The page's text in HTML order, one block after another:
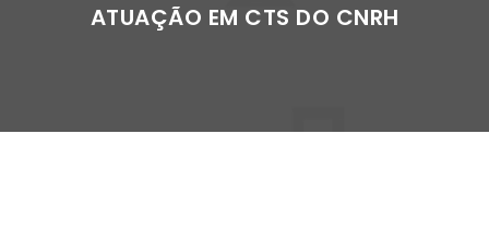
ATUAÇÃO EM CTS DO CNRH